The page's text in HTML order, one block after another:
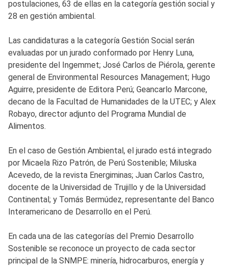
postulaciones, 63 de ellas en la categoría gestión social y
28 en gestión ambiental.
Las candidaturas a la categoría Gestión Social serán
evaluadas por un jurado conformado por Henry Luna,
presidente del Ingemmet; José Carlos de Piérola, gerente
general de Environmental Resources Management; Hugo
Aguirre, presidente de Editora Perú; Geancarlo Marcone,
decano de la Facultad de Humanidades de la UTEC; y Alex
Robayo, director adjunto del Programa Mundial de
Alimentos.
En el caso de Gestión Ambiental, el jurado está integrado
por Micaela Rizo Patrón, de Perú Sostenible; Miluska
Acevedo, de la revista Energiminas; Juan Carlos Castro,
docente de la Universidad de Trujillo y de la Universidad
Continental; y Tomás Bermúdez, representante del Banco
Interamericano de Desarrollo en el Perú.
En cada una de las categorías del Premio Desarrollo
Sostenible se reconoce un proyecto de cada sector
principal de la SNMPE: minería, hidrocarburos, energía y